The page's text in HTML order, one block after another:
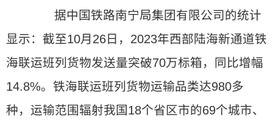
据中国铁路南宁局集团有限公司的统计
显示：截至10月26日，2023年西部陆海新通道铁
海联运班列货物发送量突破70万标箱，同比增幅
14.8%。铁海联运班列货物运输品类达980多
种，运输范围辐射我国18个省区市的69个城市、